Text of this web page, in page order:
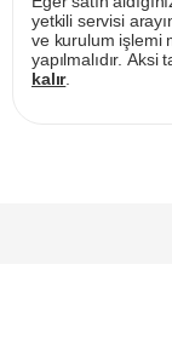
yetkili servisi
ve kurulum işlemi
yapılmalıdır.
kalır.